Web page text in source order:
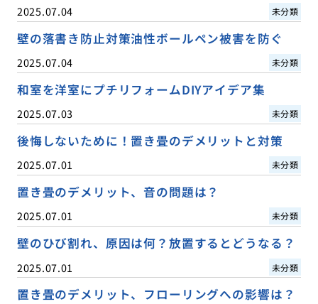
2025.07.04 未分類
壁の落書き防止対策油性ボールペン被害を防ぐ
2025.07.04 未分類
和室を洋室にプチリフォームDIYアイデア集
2025.07.03 未分類
後悔しないために！置き畳のデメリットと対策
2025.07.01 未分類
置き畳のデメリット、音の問題は？
2025.07.01 未分類
壁のひび割れ、原因は何？放置するとどうなる？
2025.07.01 未分類
置き畳のデメリット、フローリングへの影響は？